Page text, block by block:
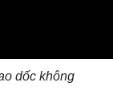
dốc không